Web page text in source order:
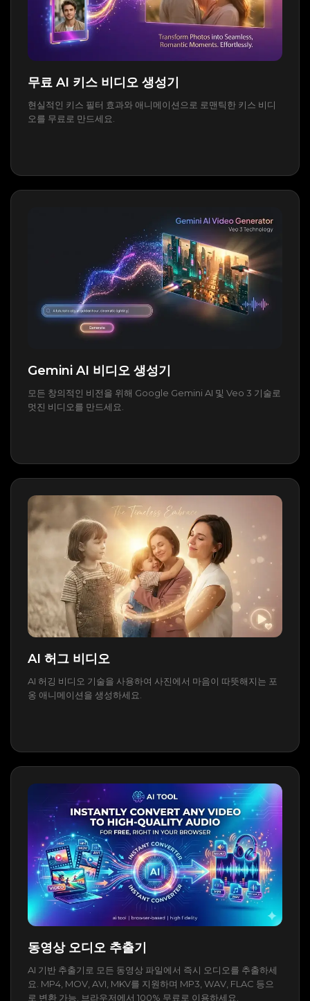
무료 AI 키스 비디오 생성기
현실적인 키스 필터 효과와 애니메이션으로 로맨틱한 키스 비디
오를 무료로 만드세요.
Gemini AI 비디오 생성기
모든 창의적인 비전을 위해 Google Gemini AI 및 Veo 3 기술로
멋진 비디오를 만드세요.
AI 허그 비디오
AI 허깅 비디오 기술을 사용하여 사진에서 마음이 따뜻해지는 포
옹 애니메이션을 생성하세요.
동영상 오디오 추출기
AI 기반 추출기로 모든 동영상 파일에서 즉시 오디오를 추출하세
요. MP4, MOV, AVI, MKV를 지원하며 MP3, WAV, FLAC 등으
로 변환 가능. 브라우저에서 100% 무료로 이용하세요.